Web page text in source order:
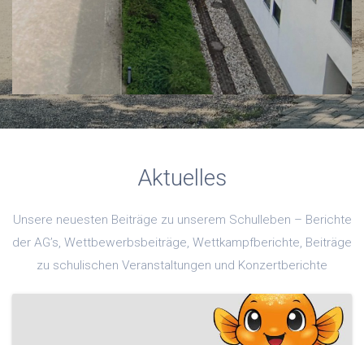
Aktuelles
Unsere neuesten Beiträge zu unserem Schulleben – Berichte
der AG’s, Wettbewerbsbeiträge, Wettkampfberichte, Beiträge
zu schulischen Veranstaltungen und Konzertberichte